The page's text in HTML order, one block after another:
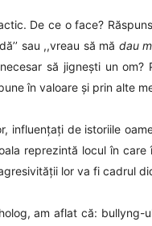
De ce o face?
sau ,,vreau să mă dau
să jignești un
în valoare și prin alte
influențați de istoriile
reprezintă locul în
lor va fi cadrul
am aflat că: